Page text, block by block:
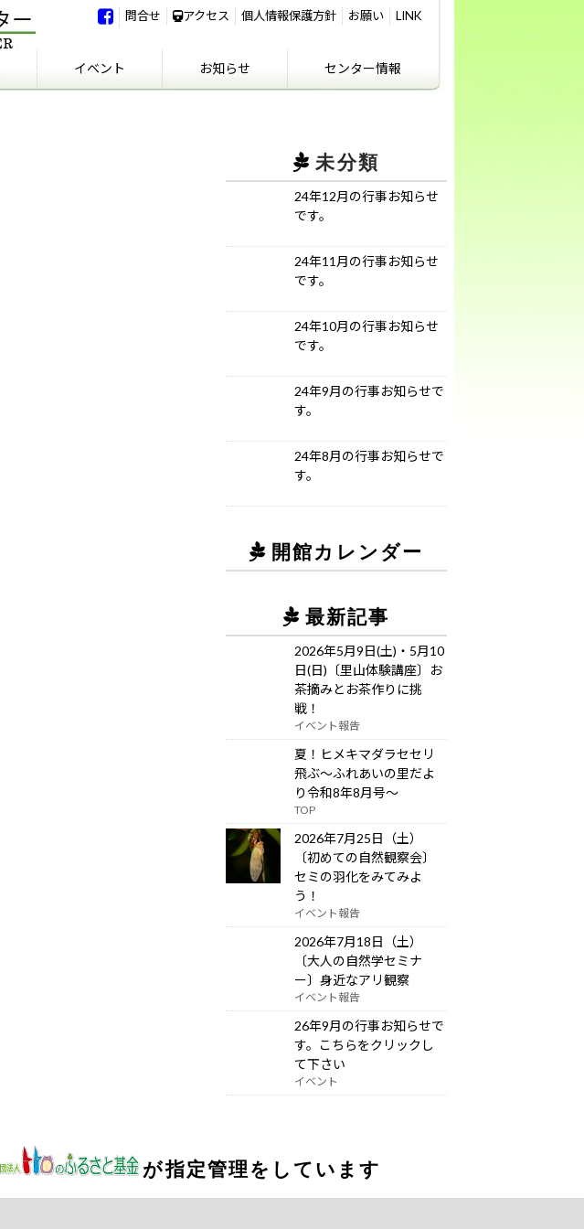
問合せ アクセス 個人情報保護方針 お願い LINK
イベント お知らせ センター情報
未分類
24年12月の行事お知らせ
です。
24年11月の行事お知らせ
です。
24年10月の行事お知らせ
です。
24年9月の行事お知らせで
す。
24年8月の行事お知らせで
す。
開館カレンダー
最新記事
2026年5月9日(土)・5月10
日(日)〔里山体験講座〕お
茶摘みとお茶作りに挑
戦！
イベント報告
夏！ヒメキマダラセセリ
飛ぶ～ふれあいの里だよ
り令和8年8月号～
TOP
2026年7月25日（土）
〔初めての自然観察会〕
セミの羽化をみてみよ
う！
イベント報告
2026年7月18日（土）
〔大人の自然学セミナ
ー〕身近なアリ観察
イベント報告
26年9月の行事お知らせで
す。こちらをクリックし
て下さい
イベント
が指定管理をしています